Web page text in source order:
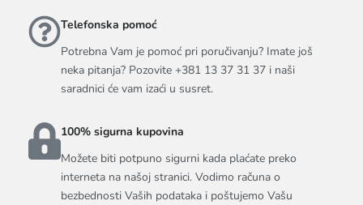
Telefonska pomoć
Potrebna Vam je pomoć pri poručivanju? Imate još
neka pitanja? Pozovite +381 13 37 31 37 i naši
saradnici će vam izaći u susret.
100% sigurna kupovina
Možete biti potpuno sigurni kada plaćate preko
interneta na našoj stranici. Vodimo računa o
bezbednosti Vaših podataka i poštujemo Vašu